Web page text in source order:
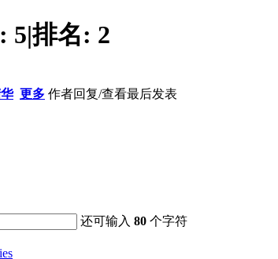
5|排名: 2
更多 作者回复/查看最后发表
还可输入80 个字符